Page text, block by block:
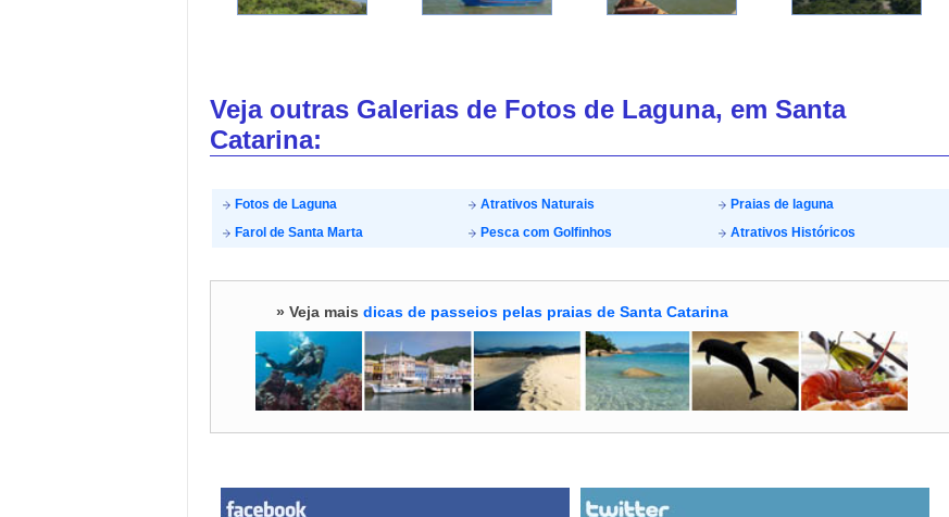
Veja outras Galerias de Fotos de Laguna, em Santa
Catarina:
Fotos de Laguna Atrativos Naturais
Praias de laguna
Farol de Santa Marta
Pesca com Golfinhos Atrativos Históricos
» Veja mais dicas de passeios pelas praias de Santa Catarina